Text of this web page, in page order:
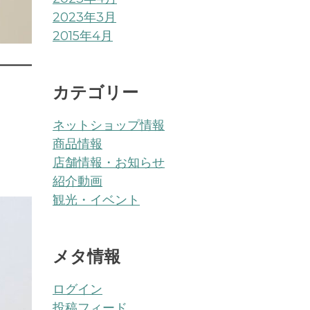
2023年3月
2015年4月
カテゴリー
ネットショップ情報
商品情報
店舗情報・お知らせ
紹介動画
観光・イベント
メタ情報
ログイン